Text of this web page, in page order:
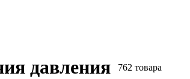
давления 762 товара